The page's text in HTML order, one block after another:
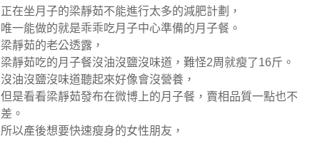
正在坐月子的梁靜茹不能進行太多的減肥計劃，
唯一能做的就是乖乖吃月子中心準備的月子餐 。
梁靜茹的老公透露，
梁靜茹吃的月子餐沒油沒鹽沒味道，難怪2周就瘦了16斤。
沒油沒鹽沒味道聽起來好像會沒營養，
但是看看梁靜茹發布在微博上的月子餐，賣相品質一點也不
差。
所以產後想要快速瘦身的女性朋友，